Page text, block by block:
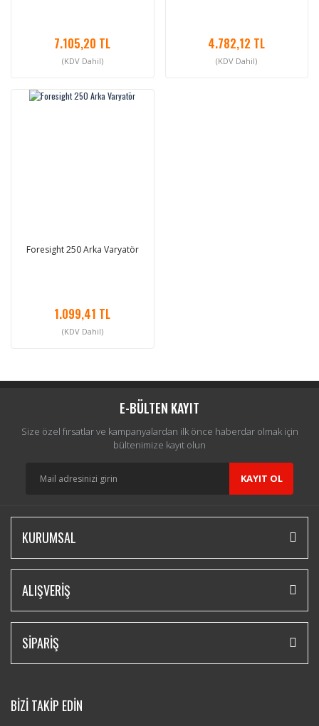
7.105,20 TL
(KDV Dahil)
4.782,12 TL
(KDV Dahil)
Foresight 250 Arka Varyatör
1.099,41 TL
(KDV Dahil)
E-BÜLTEN KAYIT
Size özel fırsatlar ve kampanyalardan ilk önce haberdar olmak için
bültenimize kayıt olun
KAYIT OL
KURUMSAL
ALIŞVERİŞ
SİPARİŞ
BİZİ TAKİP EDİN